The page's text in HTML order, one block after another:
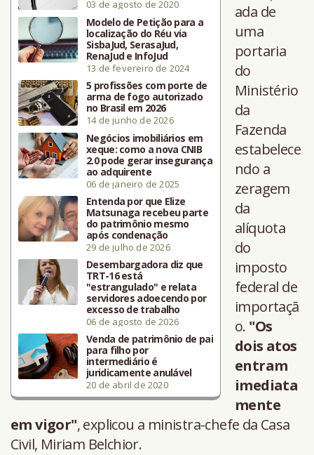
03 de agosto de 2020
Modelo de Petição para a
localização do Réu via
SisbaJud, SerasaJud,
RenaJud e InfoJud
13 de fevereiro de 2024
5 profissões com porte de
arma de fogo autorizado
no Brasil em 2026
14 de junho de 2026
Negócios imobiliários em
xeque: como a nova CNIB
2.0 pode gerar insegurança
ao adquirente
06 de janeiro de 2025
Entenda por que Elize
Matsunaga recebeu parte
do patrimônio mesmo
após condenação
29 de julho de 2026
Desembargadora diz que
TRT-16 está
"estrangulado" e relata
servidores adoecendo por
excesso de trabalho
06 de agosto de 2026
Venda de patrimônio de pai
para filho por
intermediário é
juridicamente anulável
20 de abril de 2020
ada de
uma
portaria
do
Ministério
da
Fazenda
estabelece
ndo a
zeragem
da
alíquota
do
imposto
federal de
importaçã
o. "Os
dois atos
entram
imediata
mente
em vigor", explicou a ministra-chefe da Casa
Civil, Miriam Belchior.